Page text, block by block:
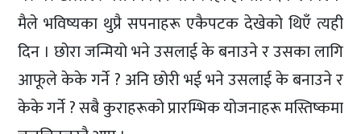
मैले भविष्यका थुप्रै सपनाहरू एकैपटक देखेको थिएँ त्यही
दिन । छोरा जन्मियो भने उसलाई के बनाउने र उसका लागि
आफूले केके गर्ने ? अनि छोरी भई भने उसलाई के बनाउने र
केके गर्ने ? सबै कुराहरूको प्रारम्भिक योजनाहरू मस्तिष्कमा